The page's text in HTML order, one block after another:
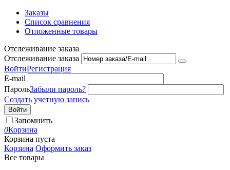
Заказы
Список сравнения
Отложенные товары
Отслеживание заказа
Отслеживание заказа
ВойтиРегистрация
E-mail
ПарольЗабыли пароль?
Создать учетную запись
Войти
Запомнить
0Корзина
Корзина пуста
Корзина Оформить заказ
Все товары